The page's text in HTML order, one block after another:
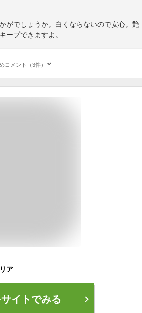
がでしょうか。白くならないので安心。艶
ープできますよ。
コメント（3件）
ア
イトでみる